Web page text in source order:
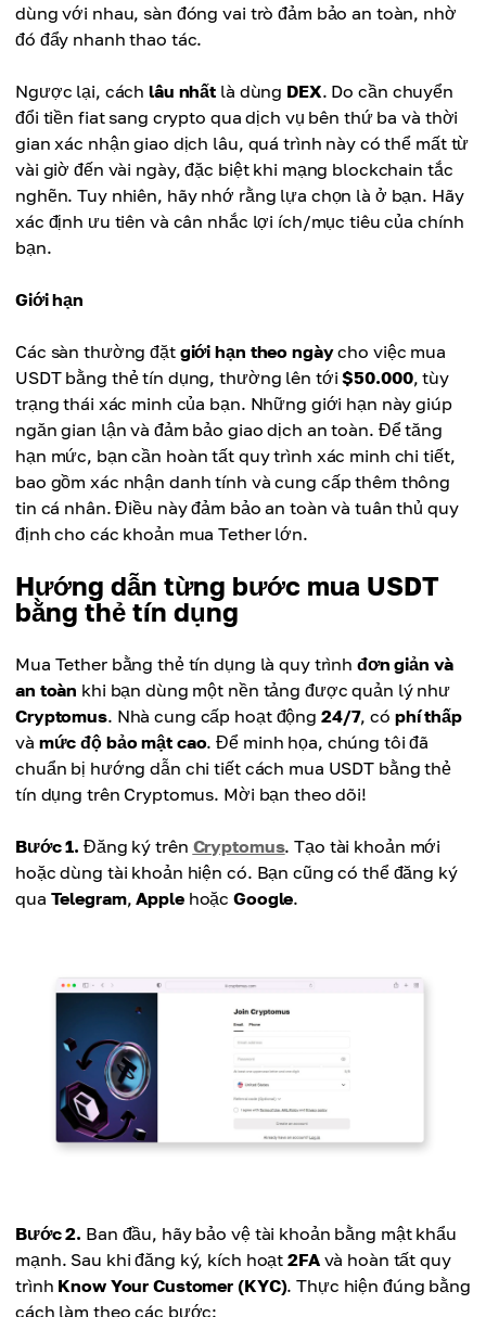
dùng với nhau, sàn đóng vai trò đảm bảo an toàn, nhờ
đó đẩy nhanh thao tác.
Ngược lại, cáchlâu nhất là dùng DEX. Do cần chuyển
đổi tiền fiat sang crypto qua dịch vụ bên thứ ba và thời
gian xác nhận giao dịch lâu, quá trình này có thể mất từ
vài giờ đến vài ngày, đặc biệt khi mạng blockchain tắc
nghẽn. Tuy nhiên, hãy nhớ rằng lựa chọn là ở bạn. Hãy
xác định ưu tiên và cân nhắc lợi ích/mục tiêu của chính
bạn.
Giới hạn
Các sàn thường đặt giới hạn theo ngàycho việc mua
USDT bằng thẻ tín dụng, thường lên tới$50.000, tùy
trạng thái xác minh của bạn. Những giới hạn này giúp
ngăn gian lận và đảm bảo giao dịch an toàn. Để tăng
hạn mức, bạn cần hoàn tất quy trình xác minh chi tiết,
bao gồm xác nhận danh tính và cung cấp thêm thông
tin cá nhân. Điều này đảm bảo an toàn và tuân thủ quy
định cho các khoản mua Tether lớn.
Hướng dẫn từng bước mua USDT
bằng thẻ tín dụng
Mua Tether bằng thẻ tín dụng là quy trình đơn giản và
an toàn khi bạn dùng một nền tảng được quản lý như
Cryptomus. Nhà cung cấp hoạt động 24/7, có phí thấp
và mức độ bảo mật cao. Để minh họa, chúng tôi đã
chuẩn bị hướng dẫn chi tiết cách mua USDT bằng thẻ
tín dụng trên Cryptomus. Mời bạn theo dõi!
Bước 1. Đăng ký trên Cryptomus. Tạo tài khoản mới
hoặc dùng tài khoản hiện có. Bạn cũng có thể đăng ký
qua Telegram,ApplehoặcGoogle.
Bước 2. Ban đầu, hãy bảo vệ tài khoản bằng mật khẩu
mạnh. Sau khi đăng ký, kích hoạt2FAvà hoàn tất quy
trình Know Your Customer (KYC). Thực hiện đúng bằng
cách làm theo các bước: